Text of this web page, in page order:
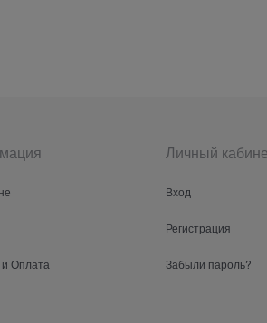
и Оплата
Личный
Вход
Регистрация
Забыли пароль?